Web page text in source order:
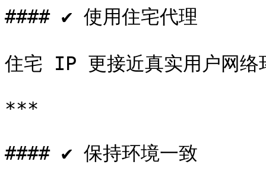
#### ✔ 使用住宅代理
住宅 IP 更接近真实用户网络
***
#### ✔ 保持环境一致